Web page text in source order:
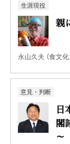
生涯現役
親
永山久夫 （食文化
意見・判断
日
閣
～